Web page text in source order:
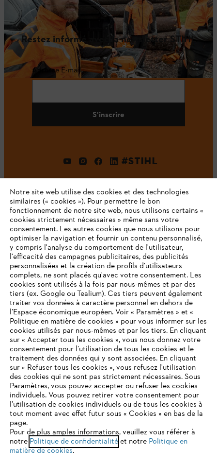
Restez informé avec la newsletter STIHL
Adresse E-mail
S'inscrire
#STIHL
L'Entreprise
STIHL FAQ
Contact
Politique de protection des données
Mentions légales Utilisation des cookies
Informations juridiques
VOTRE NAVIGATEUR INTERNET
N'EST PLUS PRIS EN CHARGE
Vous utilisez un navigateur Internet que nous ne prenons plus
en charge, et certaines fonctionnalités de notre site ne
peuvent fonctionner correctement. Pour une utilisation
optimale de notre site, nous vous recommandons de passer à
l'un des navigateurs suivants :
Notre site web utilise des cookies et des technologies
similaires (« cookies »). Pour permettre le bon
fonctionnement de notre site web, nous utilisons certains «
cookies strictement nécessaires » même sans votre
consentement. Les autres cookies que nous utilisons pour
optimiser la navigation et fournir un contenu personnalisé,
y compris l'analyse du comportement de l'utilisateur,
l'efficacité des campagnes publicitaires, des publicités
personnalisées et la création de profils d'utilisateurs
complets, ne sont placés qu'avec votre consentement. Les
cookies sont utilisés à la fois par nous-mêmes et par des
tiers (ex. Google ou Tealium). Ces tiers peuvent également
traiter vos données à caractère personnel en dehors de
l’Espace économique européen. Voir « Paramètres » et «
Politique en matière de cookies » pour vous informer sur les
cookies utilisés par nous-mêmes et par les tiers. En cliquant
sur « Accepter tous les cookies », vous nous donnez votre
consentement pour l’utilisation de tous les cookies et le
traitement des données qui y sont associées. En cliquant
sur « Refuser tous les cookies », vous refusez l'utilisation
des cookies qui ne sont pas strictement nécessaires. Sous
Paramètres, vous pouvez accepter ou refuser les cookies
individuels. Vous pouvez retirer votre consentement pour
l’utilisation de cookies individuels ou de tous les cookies à
tout moment avec effet futur sous « Cookies » en bas de la
page.
Pour de plus amples informations, veuillez vous référer à
notre Politique de confidentialitéet notre Politique en
matière de cookies.